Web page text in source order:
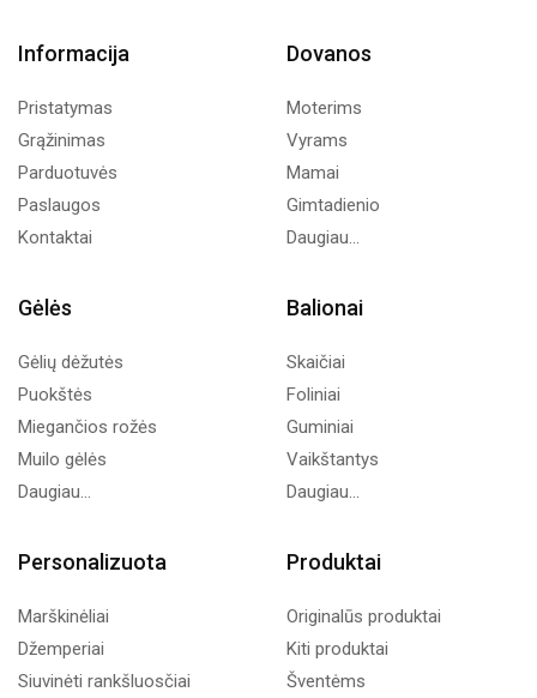
Informacija
Pristatymas
Grąžinimas
Parduotuvės
Paslaugos
Kontaktai
Dovanos
Moterims
Vyrams
Mamai
Gimtadienio
Daugiau...
Gėlės
Gėlių dėžutės
Puokštės
Miegančios rožės
Muilo gėlės
Daugiau...
Balionai
Skaičiai
Foliniai
Guminiai
Vaikštantys
Daugiau...
Personalizuota
Marškinėliai
Džemperiai
Siuvinėti rankšluosčiai
Produktai
Originalūs produktai
Kiti produktai
Šventėms